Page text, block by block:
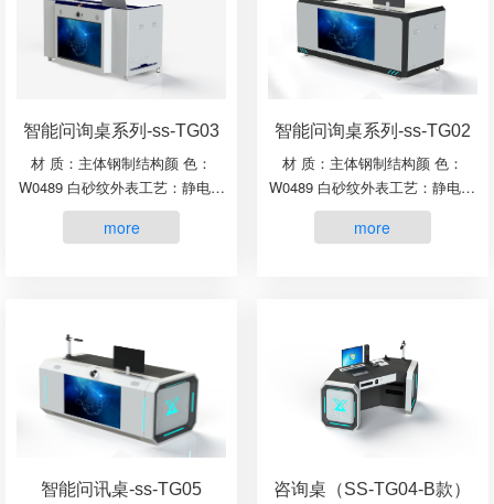
智能问询桌系列-ss-TG03
材 质：主体钢制结构颜 色：
W0489 白砂纹外表工艺：静电喷
涂选装配件：翻转触摸屏、高拍
仪、摄像头、拾音器、扬声器、
more
智能问询桌系列-ss-TG02
材 质：主体钢制结构颜 色：
W0489 白砂纹外表工艺：静电喷
涂选装配件：翻转触摸屏、高拍
仪、摄像头、拾音器、扬声器、
more
智能问讯桌-ss-TG05 咨询桌（SS-TG04-B款）